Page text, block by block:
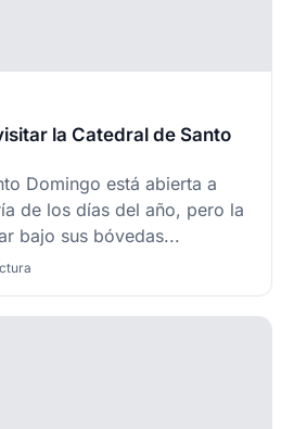
la Catedral de Santo
Domingo está abierta a
de los días del año, pero la
bajo sus bóvedas...